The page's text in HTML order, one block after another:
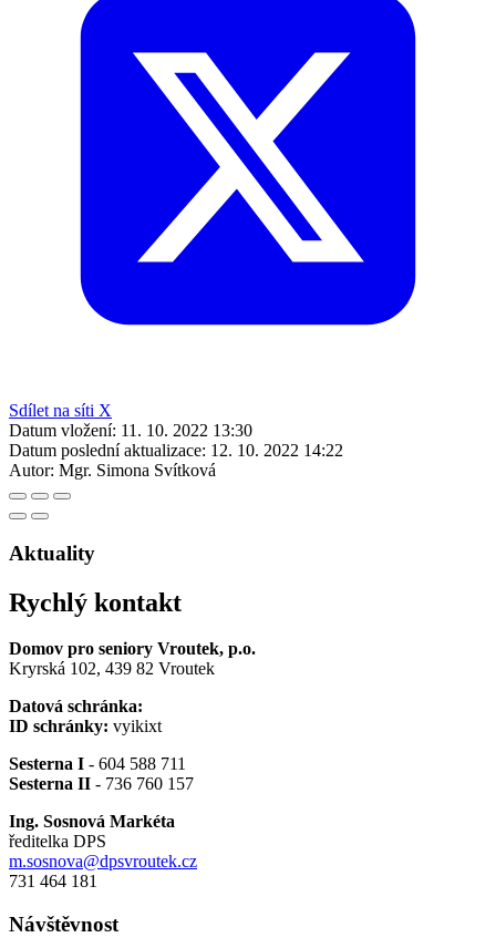
Sdílet na síti X
Datum vložení: 11. 10. 2022 13:30
Datum poslední aktualizace: 12. 10. 2022 14:22
Autor: Mgr. Simona Svítková
Aktuality
Rychlý kontakt
Domov pro seniory Vroutek, p.o.
Kryrská 102, 439 82 Vroutek
Datová schránka:
ID schránky: vyikixt
Sesterna I - 604 588 711
Sesterna II - 736 760 157
Ing. Sosnová Markéta
ředitelka DPS
m.sosnova@dpsvroutek.cz
731 464 181
Návštěvnost